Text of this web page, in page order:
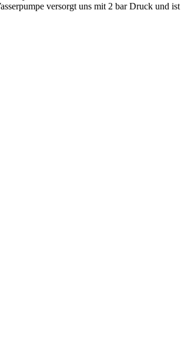
versorgt uns mit 2 bar Druck und